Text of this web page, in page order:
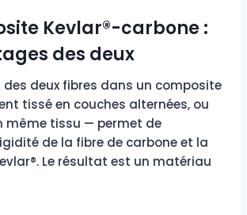
Kevlar®-carbone :
des deux
des deux fibres dans un composite
tissé en couches alternées, ou
même tissu — permet de
de la fibre de carbone et la
Le résultat est un matériau